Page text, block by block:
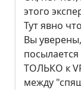
этого
Тут явно
Вы
ТОЛЬКО к
между